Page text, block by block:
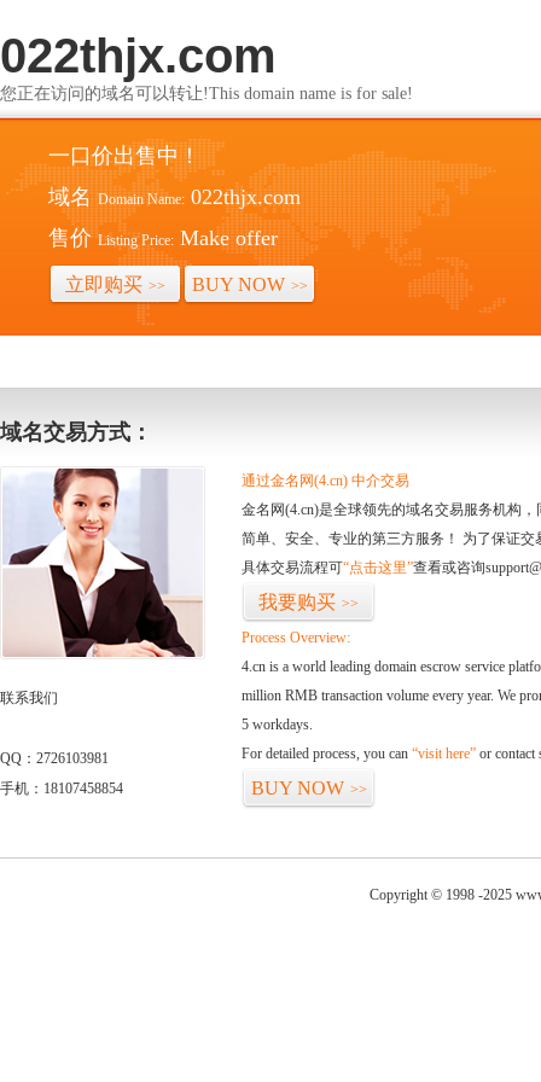
022thjx.com
您正在访问的域名可以转让!This domain name is for sale!
一口价出售中！
域名 Domain Name: 022thjx.com
售价 Listing Price: Make offer
立即购买 >> BUY NOW >>
域名交易方式：
联系我们
QQ：2726103981
手机：18107458854
通过金名网(4.cn) 中介交易
金名网(4.cn)是全球领先的域名交易服务机构
简单、安全、专业的第三方服务！ 为了保证
具体交易流程可“点击这里”查看或咨询
我要购买 >>
Process Overview:
4.cn is a world leading domain escrow service
million RMB transaction volume every year. We
5 workdays.
For detailed process, you can “visit here” or contact
BUY NOW >>
Copyright © 1998 -2025